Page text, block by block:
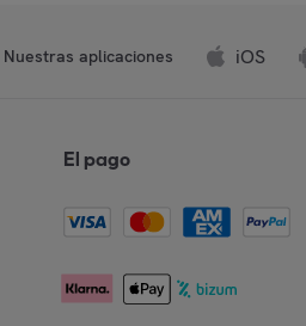
Nuestras aplicaciones iOS
El pago